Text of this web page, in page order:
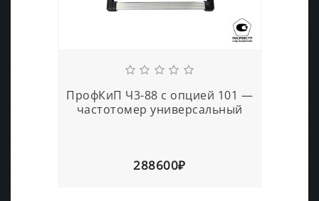
ПрофКиП Ч3-88 с опцией 101 —
частотомер универсальный
288600₽